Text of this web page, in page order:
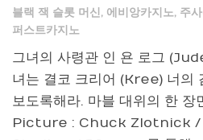
블랙 잭 슬롯 머신, 에비앙카지노, 주
퍼스트카지노
그녀의 사령관 인 욘 로그
녀는 결코 크리어 (Kree) 너의
보도록해라. 마블 대위의 한 장
Picture : Chuck Zlotnick